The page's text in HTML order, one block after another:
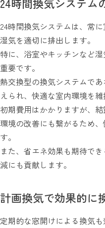
24時間換気システム
24時間換気システムは、常
湿気を適切に排出します。
特に、浴室やキッチンなど
重要です。
熱交換型の換気システムで
えられ、快適な室内環境を維
初期費用はかかりますが、
環境の改善にも繋がるため
す。
また、省エネ効果も期待で
減にも貢献します。
計画換気で効果的に
定期的な窓開けによる換気も